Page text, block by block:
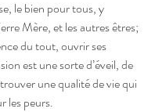
le bien pour tous, y
Mère, et les autres êtres;
du tout, ouvrir ses
est une sorte d’éveil, de
une qualité de vie qui
les peurs.